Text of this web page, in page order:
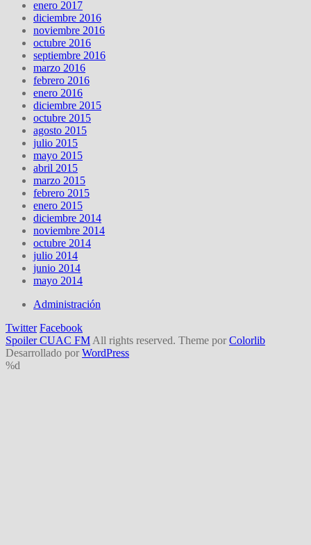
enero 2017
diciembre 2016
noviembre 2016
octubre 2016
septiembre 2016
marzo 2016
febrero 2016
enero 2016
diciembre 2015
octubre 2015
agosto 2015
julio 2015
mayo 2015
abril 2015
marzo 2015
febrero 2015
enero 2015
diciembre 2014
noviembre 2014
octubre 2014
julio 2014
junio 2014
mayo 2014
Administración
Twitter Facebook
Spoiler CUAC FM All rights reserved. Theme por Colorlib
Desarrollado por WordPress
%d